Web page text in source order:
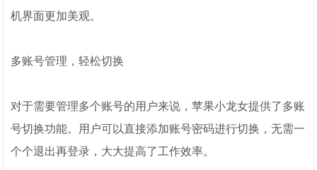
机界面更加美观。
多账号管理，轻松切换
对于需要管理多个账号的用户来说，苹果小龙女提供了多账
号切换功能。用户可以直接添加账号密码进行切换，无需一
个个退出再登录，大大提高了工作效率。